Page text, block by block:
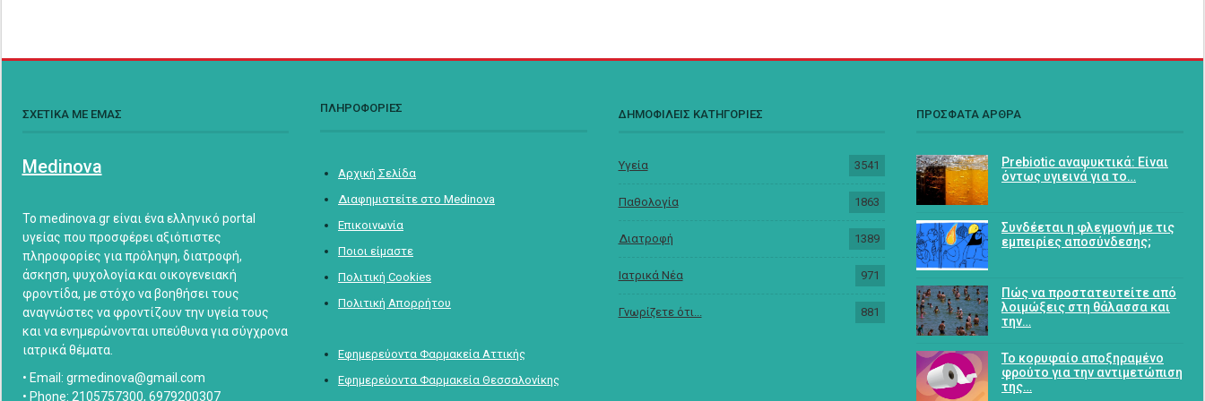
ΣΧΕΤΙΚΑ ΜΕ ΕΜΑΣ
Medinova
Το medinova.gr είναι ένα ελληνικό portal
υγείας που προσφέρει αξιόπιστες
πληροφορίες για πρόληψη, διατροφή,
άσκηση, ψυχολογία και οικογενειακή
φροντίδα, με στόχο να βοηθήσει τους
αναγνώστες να φροντίζουν την υγεία τους
και να ενημερώνονται υπεύθυνα για σύγχρονα
ιατρικά θέματα.
• Email: grmedinova@gmail.com
• Phone: 2105757300, 6979200307
ΠΛΗΡΟΦΟΡΙΕΣ
Αρχική Σελίδα
Διαφημιστείτε στο Medinova
Επικοινωνία
Ποιοι είμαστε
Πολιτική Cookies
Πολιτική Απορρήτου
Εφημερεύοντα Φαρμακεία Αττικής
Εφημερεύοντα Φαρμακεία Θεσσαλονίκης
ΔΗΜΟΦΙΛΕΙΣ ΚΑΤΗΓΟΡΙΕΣ
Υγεία 3541
Παθολογία 1863
Διατροφή 1389
Ιατρικά Νέα 971
Γνωρίζετε ότι... 881
ΠΡΟΣΦΑΤΑ ΑΡΘΡΑ
Prebiotic αναψυκτικά: Είναι
όντως υγιεινά για το…
Συνδέεται η φλεγμονή με τις
εμπειρίες αποσύνδεσης;
Πώς να προστατευτείτε από
λοιμώξεις στη θάλασσα και
την…
Το κορυφαίο αποξηραμένο
φρούτο για την αντιμετώπιση
της…